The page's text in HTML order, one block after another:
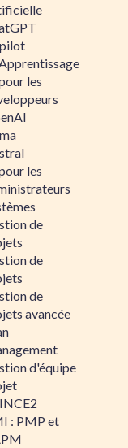
les
les
de
de
de
avancée
d'équipe
: PMP et